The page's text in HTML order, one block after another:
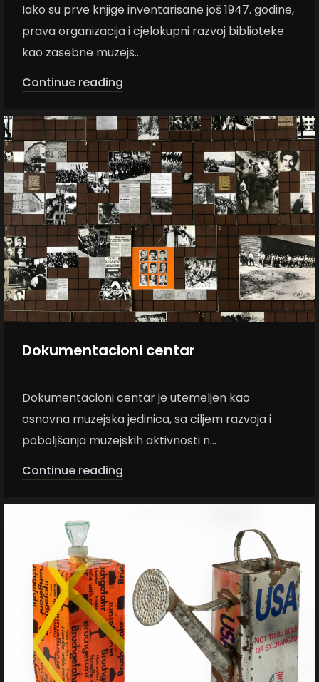
Iako su prve knjige inventarisane još 1947. godine,
prava organizacija i cjelokupni razvoj biblioteke
kao zasebne muzejs...
Continue reading
Dokumentacioni centar
Dokumentacioni centar je utemeljen kao
osnovna muzejska jedinica, sa ciljem razvoja i
poboljšanja muzejskih aktivnosti n...
Continue reading